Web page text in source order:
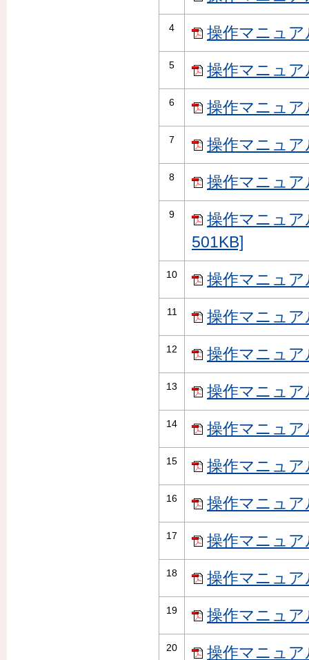
4 操作マニュア
5 操作マニュア
6 操作マニュア
7 操作マニュア
8 操作マニュア
9
操作マニュア
501KB]
10 操作マニュア
11 操作マニュア
12 操作マニュア
13 操作マニュア
14 操作マニュア
15 操作マニュア
16 操作マニュア
17 操作マニュア
18 操作マニュア
19 操作マニュア
20 操作マニュア